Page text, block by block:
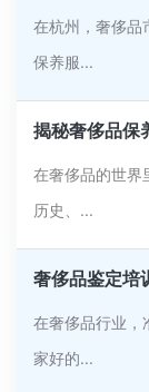
在杭州，奢侈品
保养服...
揭秘奢侈品保
在奢侈品的世界
历史、...
奢侈品鉴定培
在奢侈品行业，
家好的...